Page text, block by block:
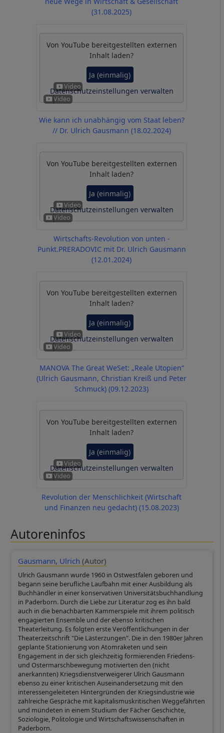
(31.08.2025)
Von YouTube bereitgestellten externen
Inhalt laden?
Ja (einmalig)
Datenschutzeinstellungen verwalten
Wie kann ich unabhängig vom Staat leben?
// Dr. Ulrich Gausmann (18.02.2024)
Von YouTube bereitgestellten externen
Inhalt laden?
Ja (einmalig)
Datenschutzeinstellungen verwalten
Wirtschafts-Revolution von unten -
Punkt.PRERADOVIC mit Dr. Ulrich Gausmann
(12.01.2024)
Von YouTube bereitgestellten externen
Inhalt laden?
Ja (einmalig)
Datenschutzeinstellungen verwalten
MANOVA The Great WeSet: „Reale Utopien“
(Ulrich Gausmann, Christian Kreiß und Peter
Schmuck) (09.12.2023)
Von YouTube bereitgestellten externen
Inhalt laden?
Ja (einmalig)
Datenschutzeinstellungen verwalten
Revolution der Menschlichkeit (Wirtschaft
und Finanzen neu gedacht) (15.08.2023)
Autoreninfos
Gausmann, Ulrich (Autor)
Ulrich Gausmann wurde 1960 in Ostwestfalen geboren und
begann seine berufliche Laufbahn mit einer Ausbildung als
Buchhändler in einer konservativen Universitätsbuchhandlung
in Paderborn. Durch die Liebe zur Literatur zog es ihn bald
auch in die benachbarten Kammerspiele mit ihrem politisch
engagierten Ensemble und der ebenso kritischen
Theaterleitung. Es folgten erste Veröffentlichungen in der
Theaterzeitschrift "Die Lästerzungen". Die in den 1980er Jahren
geplante Stationierung von Atomraketen und sein
Engagement in der sich gleichzeitig formierenden Friedens-
und Ostermarschbewegung motivierten den (nicht
anerkannten) Kriegsdienstverweigerer Ulrich Gausmann
ebenso zu einer kritischen Auseinandersetzung mit den
interessengeleiteten Hintergründen der Kriegsindustrie wie
zahlreiche Gespräche mit kapitalismuskritischen Weggefährten
und mündeten in einem Studium der Fächer Geschichte,
Soziologie, Politologie und Wirtschaftswissenschaften in
Paderborn.